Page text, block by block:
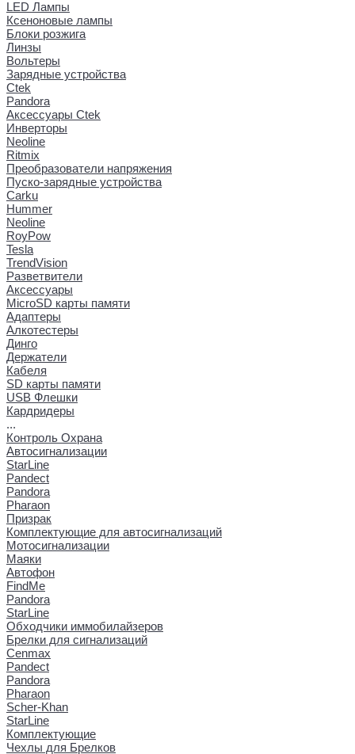
LED Лампы
Ксеноновые лампы
Блоки розжига
Линзы
Вольтеры
Зарядные устройства
Ctek
Pandora
Аксессуары Ctek
Инверторы
Neoline
Ritmix
Преобразователи напряжения
Пуско-зарядные устройства
Carku
Hummer
Neoline
RoyPow
Tesla
TrendVision
Разветвители
Аксессуары
MicroSD карты памяти
Адаптеры
Алкотестеры
Динго
Держатели
Кабеля
SD карты памяти
USB Флешки
Кардридеры
...
Контроль Охрана
Автосигнализации
StarLine
Pandect
Pandora
Pharaon
Призрак
Комплектующие для автосигнализаций
Мотосигнализации
Маяки
Автофон
FindMe
Pandora
StarLine
Обходчики иммобилайзеров
Брелки для сигнализаций
Cenmax
Pandect
Pandora
Pharaon
Scher-Khan
StarLine
Комплектующие
Чехлы для Брелков